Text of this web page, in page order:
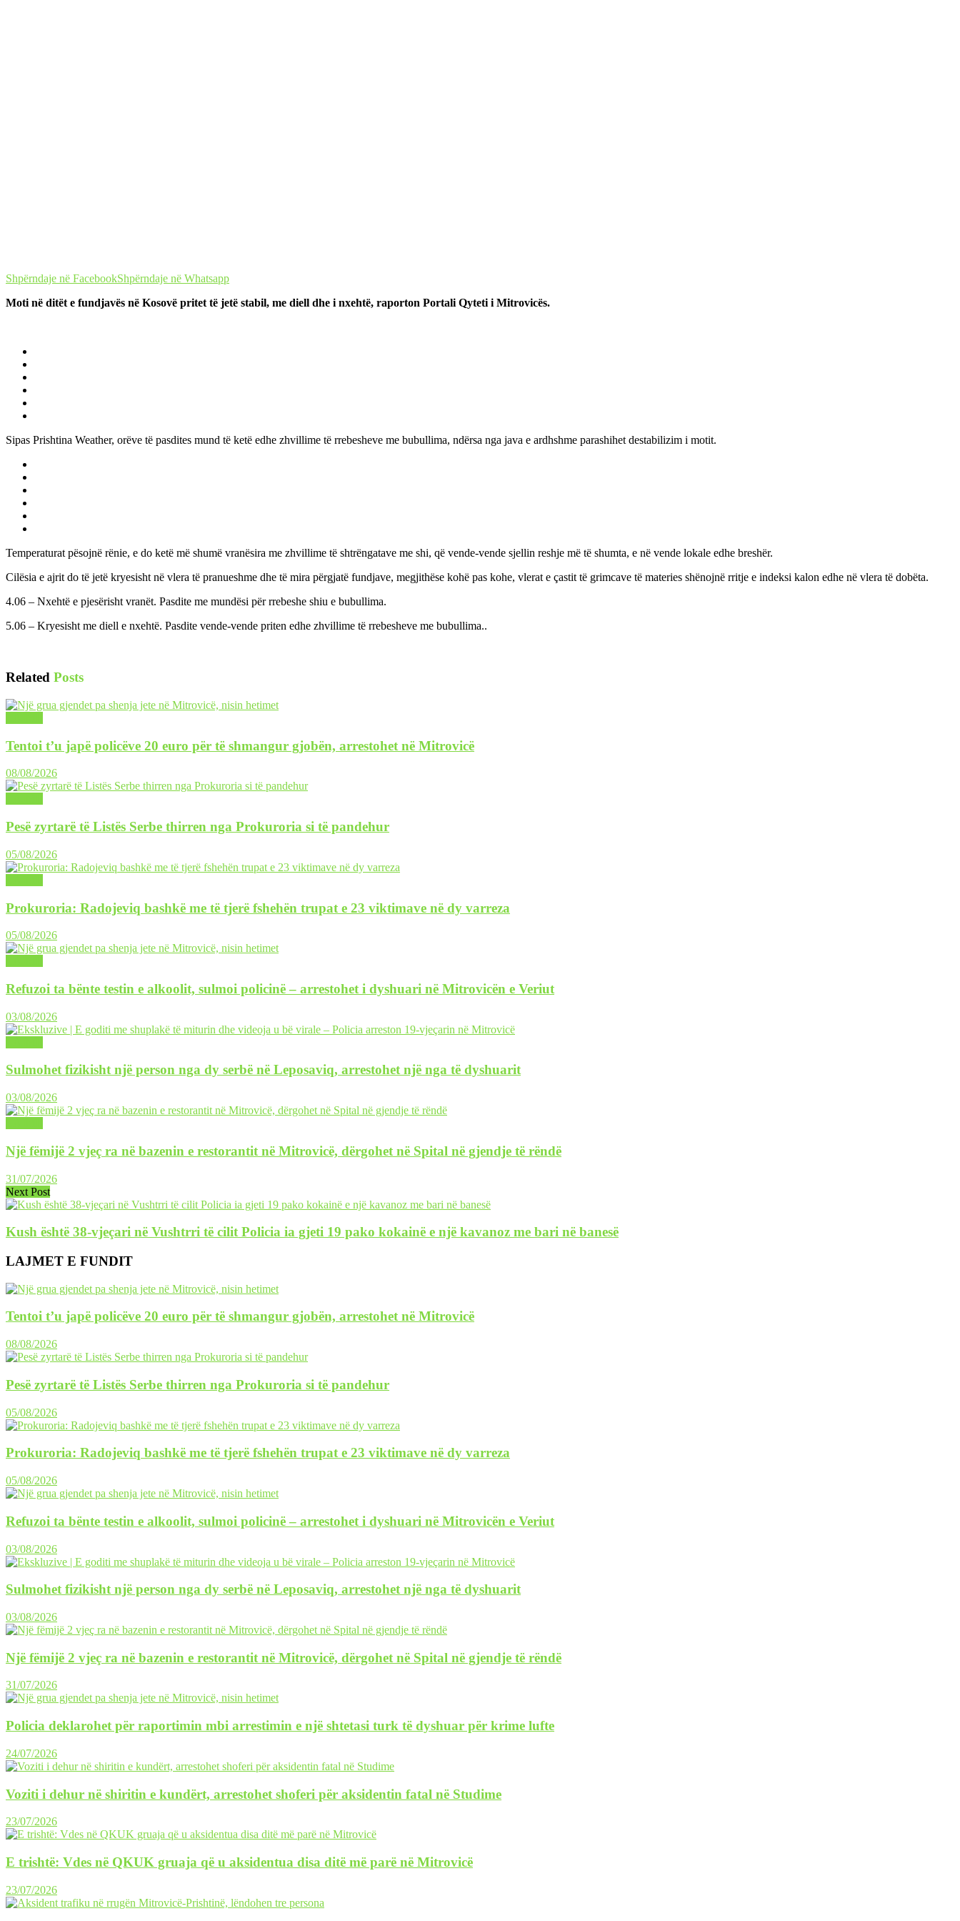
Shpërndaje në FacebookShpërndaje në Whatsapp
Moti në ditët e fundjavës në Kosovë pritet të jetë stabil, me diell dhe i nxehtë, raporton Portali Qyteti i Mitrovicës.
Sipas Prishtina Weather, orëve të pasdites mund të ketë edhe zhvillime të rrebesheve me bubullima, ndërsa nga java e ardhshme parashihet destabilizim i motit.
Temperaturat pësojnë rënie, e do ketë më shumë vranësira me zhvillime të shtrëngatave me shi, që vende-vende sjellin reshje më të shumta, e në vende lokale edhe breshër.
Cilësia e ajrit do të jetë kryesisht në vlera të pranueshme dhe të mira përgjatë fundjave, megjithëse kohë pas kohe, vlerat e çastit të grimcave të materies shënojnë rritje e indeksi kalon edhe në vlera të dobëta.
4.06 – Nxehtë e pjesërisht vranët. Pasdite me mundësi për rrebeshe shiu e bubullima.
5.06 – Kryesisht me diell e nxehtë. Pasdite vende-vende priten edhe zhvillime të rrebesheve me bubullima..
Related Posts
Tentoi t’u japë policëve 20 euro për të shmangur gjobën, arrestohet në Mitrovicë
08/08/2026
Pesë zyrtarë të Listës Serbe thirren nga Prokuroria si të pandehur
05/08/2026
Prokuroria: Radojeviq bashkë me të tjerë fshehën trupat e 23 viktimave në dy varreza
05/08/2026
Refuzoi ta bënte testin e alkoolit, sulmoi policinë – arrestohet i dyshuari në Mitrovicën e Veriut
03/08/2026
Sulmohet fizikisht një person nga dy serbë në Leposaviq, arrestohet një nga të dyshuarit
03/08/2026
Një fëmijë 2 vjeç ra në bazenin e restorantit në Mitrovicë, dërgohet në Spital në gjendje të rëndë
31/07/2026
Next Post
Kush është 38-vjeçari në Vushtrri të cilit Policia ia gjeti 19 pako kokainë e një kavanoz me bari në banesë
LAJMET E FUNDIT
Tentoi t’u japë policëve 20 euro për të shmangur gjobën, arrestohet në Mitrovicë
08/08/2026
Pesë zyrtarë të Listës Serbe thirren nga Prokuroria si të pandehur
05/08/2026
Prokuroria: Radojeviq bashkë me të tjerë fshehën trupat e 23 viktimave në dy varreza
05/08/2026
Refuzoi ta bënte testin e alkoolit, sulmoi policinë – arrestohet i dyshuari në Mitrovicën e Veriut
03/08/2026
Sulmohet fizikisht një person nga dy serbë në Leposaviq, arrestohet një nga të dyshuarit
03/08/2026
Një fëmijë 2 vjeç ra në bazenin e restorantit në Mitrovicë, dërgohet në Spital në gjendje të rëndë
31/07/2026
Policia deklarohet për raportimin mbi arrestimin e një shtetasi turk të dyshuar për krime lufte
24/07/2026
Voziti i dehur në shiritin e kundërt, arrestohet shoferi për aksidentin fatal në Studime
23/07/2026
E trishtë: Vdes në QKUK gruaja që u aksidentua disa ditë më parë në Mitrovicë
23/07/2026